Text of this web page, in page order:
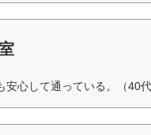
心して通っている。（40代